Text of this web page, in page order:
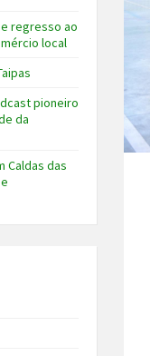
regresso ao
local
pioneiro
da
Caldas das